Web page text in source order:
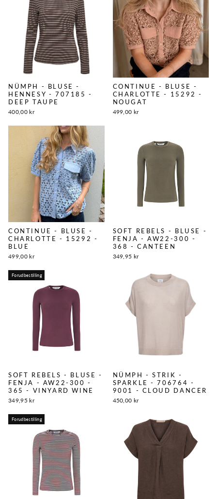
NÜMPH - BLUSE -
HENNESY - 707185 -
DEEP TAUPE
400,00 kr
CONTINUE - BLUSE -
CHARLOTTE - 15292 -
NOUGAT
499,00 kr
CONTINUE - BLUSE -
CHARLOTTE - 15292 -
BLUE
499,00 kr
SOFT REBELS - BLUSE -
FENJA - AW22-300 -
368 - CANTEEN
349,95 kr
Forudbestilling
SOFT REBELS - BLUSE -
FENJA - AW22-300 -
365 - VINYARD WINE
349,95 kr
NÜMPH - STRIK -
SPARKLE - 706764 -
9001 - CLOUD DANCER
450,00 kr
Forudbestilling